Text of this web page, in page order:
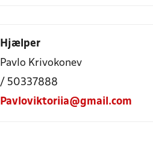
Hjælper
Pavlo Krivokonev
/ 50337888
Pavloviktoriia@gmail.com